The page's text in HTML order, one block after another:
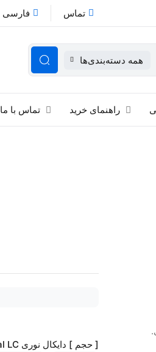
تماس فارسی
همه دسته‌بندی‌ها
راهنمای خرید تماس با ما
[ حجم ] دایکال نوری Bisco TheraCal LC: